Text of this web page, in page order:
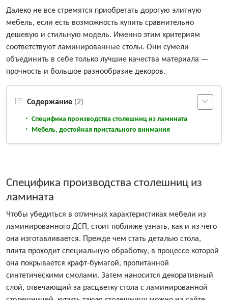
Далеко не все стремятся приобретать дорогую элитную
мебель, если есть возможность купить сравнительно
дешевую и стильную модель. Именно этим критериям
соответствуют ламинированные столы. Они сумели
объединить в себе только лучшие качества материала —
прочность и большое разнообразие декоров.
Содержание (2)
Специфика производства столешниц из ламината
Мебель, достойная пристального внимания
Специфика производства столешниц из
ламината
Чтобы убедиться в отличных характеристиках мебели из
ламинированного ДСП, стоит поближе узнать, как и из чего
она изготавливается. Прежде чем стать деталью стола,
плита проходит специальную обработку, в процессе которой
она покрывается крафт-бумагой, пропитанной
синтетическими смолами. Затем наносится декоративный
слой, отвечающий за расцветку стола с ламинированной